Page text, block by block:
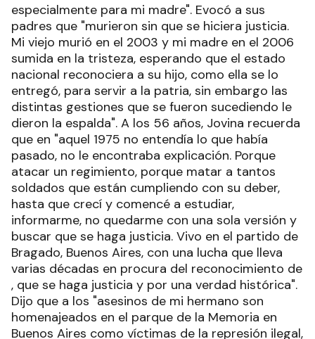
especialmente para mi madre". Evocó a sus
padres que "murieron sin que se hiciera justicia.
Mi viejo murió en el 2003 y mi madre en el 2006
sumida en la tristeza, esperando que el estado
nacional reconociera a su hijo, como ella se lo
entregó, para servir a la patria, sin embargo las
distintas gestiones que se fueron sucediendo le
dieron la espalda". A los 56 años, Jovina recuerda
que en "aquel 1975 no entendía lo que había
pasado, no le encontraba explicación. Porque
atacar un regimiento, porque matar a tantos
soldados que están cumpliendo con su deber,
hasta que crecí y comencé a estudiar,
informarme, no quedarme con una sola versión y
buscar que se haga justicia. Vivo en el partido de
Bragado, Buenos Aires, con una lucha que lleva
varias décadas en procura del reconocimiento de
, que se haga justicia y por una verdad histórica".
Dijo que a los "asesinos de mi hermano son
homenajeados en el parque de la Memoria en
Buenos Aires como víctimas de la represión ilegal,